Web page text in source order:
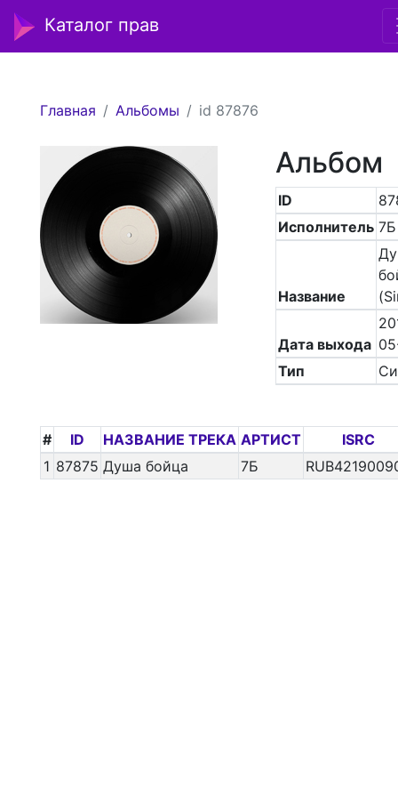
Каталог прав
Главная Альбомы id 87876
Альбом
ID
Исполнитель 7Б
Название
Дата выхода
Тип
# ID НАЗВАНИЕ ТРЕКА АРТИСТ
ISRC
1 87875 Душа бойца 7Б